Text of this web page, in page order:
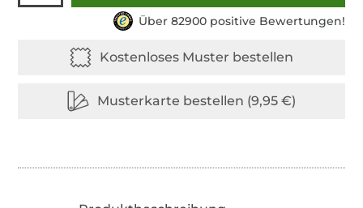
Über 82900 positive Bewertungen!